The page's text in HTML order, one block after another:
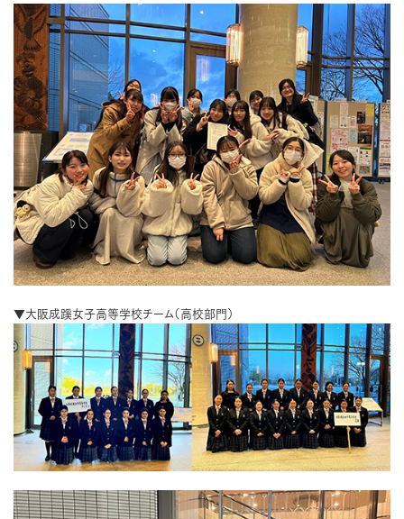
▼大阪成蹊女子高等学校チーム（高校部門）